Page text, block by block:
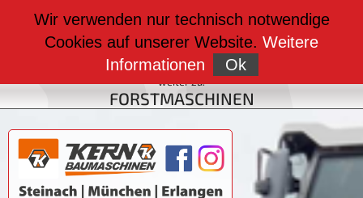
BAUMASCHINEN
weiter zu:
FAHRZEUGBAU
weiter zu:
FORSTMASCHINEN
Wir verwenden nur technisch notwendige
Cookies auf unserer Website. Weitere
Informationen
Ok